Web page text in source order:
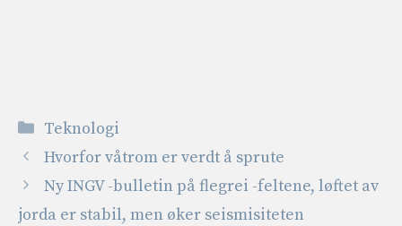
Kategorier
Teknologi
Hvorfor våtrom er verdt å sprute
Ny INGV -bulletin på flegrei -feltene, løftet av
jorda er stabil, men øker seismisiteten